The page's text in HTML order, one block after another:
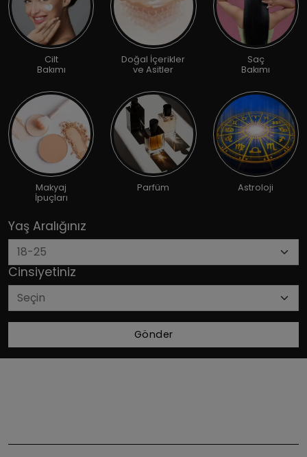
Cilt
Bakımı
Doğal İçerikler
ve Asitler
Saç
Bakımı
Makyaj
İpuçları
Parfüm Astroloji
Yaş Aralığınız
Cinsiyetiniz
Gönder